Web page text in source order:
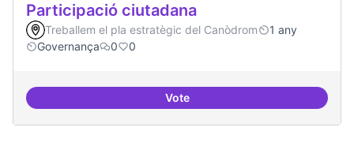
Participació ciutadana
Treballem el pla estratègic del Canòdrom
1 any
Governança
0 0
VoteParticipació ciutadana